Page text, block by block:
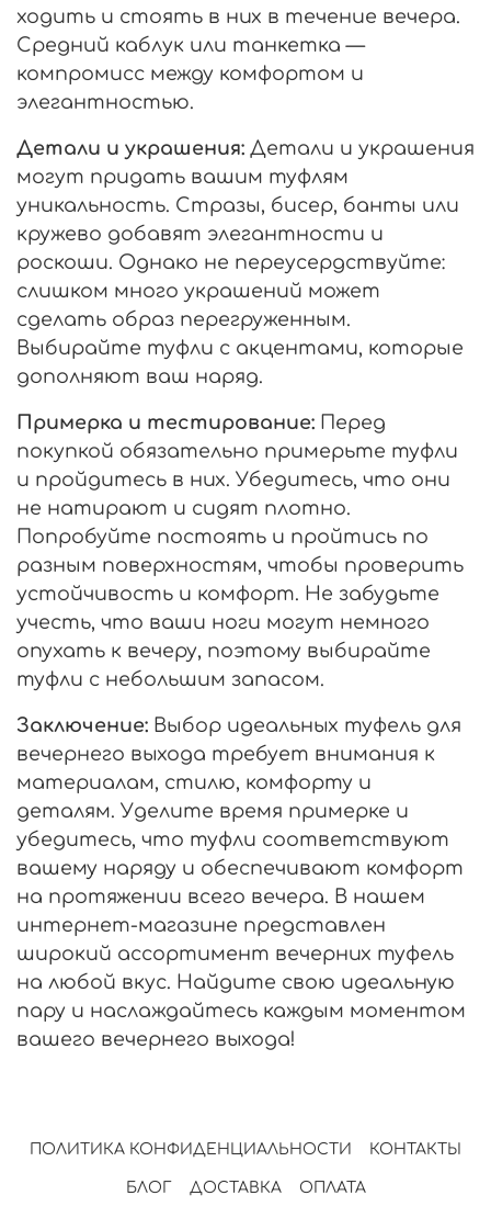
ходить и стоять в них в течение вечера.
Средний каблук или танкетка —
компромисс между комфортом и
элегантностью.
Детали и украшения: Детали и украшения
могут придать вашим туфлям
уникальность. Стразы, бисер, банты или
кружево добавят элегантности и
роскоши. Однако не переусердствуйте:
слишком много украшений может
сделать образ перегруженным.
Выбирайте туфли с акцентами, которые
дополняют ваш наряд.
Примерка и тестирование: Перед
покупкой обязательно примерьте туфли
и пройдитесь в них. Убедитесь, что они
не натирают и сидят плотно.
Попробуйте постоять и пройтись по
разным поверхностям, чтобы проверить
устойчивость и комфорт. Не забудьте
учесть, что ваши ноги могут немного
опухать к вечеру, поэтому выбирайте
туфли с небольшим запасом.
Заключение: Выбор идеальных туфель для
вечернего выхода требует внимания к
материалам, стилю, комфорту и
деталям. Уделите время примерке и
убедитесь, что туфли соответствуют
вашему наряду и обеспечивают комфорт
на протяжении всего вечера. В нашем
интернет-магазине представлен
широкий ассортимент вечерних туфель
на любой вкус. Найдите свою идеальную
пару и наслаждайтесь каждым моментом
вашего вечернего выхода!
ПОЛИТИКА КОНФИДЕНЦИАЛЬНОСТИ КОНТАКТЫ
БЛОГ ДОСТАВКА ОПЛАТА